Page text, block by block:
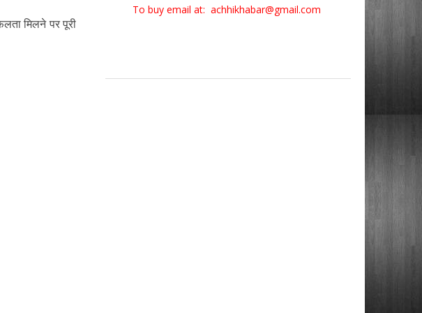
मिलने पर पूरी
To buy email at: achhikhabar@gmail.com